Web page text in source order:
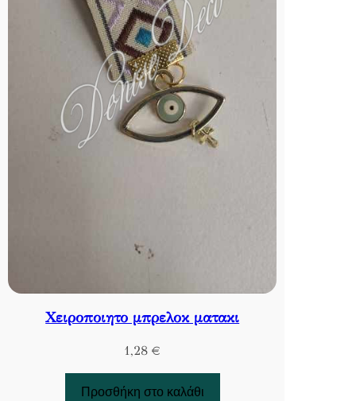
Χειροποιητο μπρελοκ ματακι
1,28 €
Προσθήκη στο καλάθι